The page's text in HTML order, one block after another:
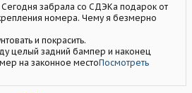
забрала со СДЭКа подарок от
номера. Чему я безмерно
и покрасить.
целый задний бампер и наконец
на законное местоПосмотреть